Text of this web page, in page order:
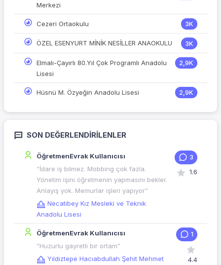
Merkezi
Cezeri Ortaokulu 3K
ÖZEL ESENYURT MİNİK NESİLLER ANAOKULU 3K
Elmalı-Çayırlı 80.Yıl Çok Programlı Anadolu
Lisesi
2,9K
Hüsnü M. Özyeğin Anadolu Lisesi 2,9K
SON DEĞERLENDIRILENLER
ÖğretmenEvrak Kullanıcısı
“İdare iş bilmez. Mobbing çok fazla.
Yönetim işini öğretmenin yapmasını bekler.
Anlayış yok. Memurlar işleri yapıyor”
Necatibey Kız Mesleki ve Teknik
Anadolu Lisesi
3
1.6
ÖğretmenEvrak Kullanıcısı
“Huzurlu gayretli bir ortam”
Yıldıztepe Hacıabdullah Şehit Mehmet
1
4.4